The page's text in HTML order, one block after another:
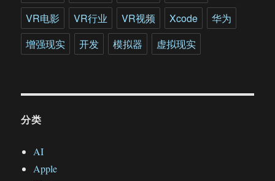
VR电影
VR行业 VR视频 Xcode
华为
增强现实
开发 模拟器 虚拟现实
分类
AI
Apple